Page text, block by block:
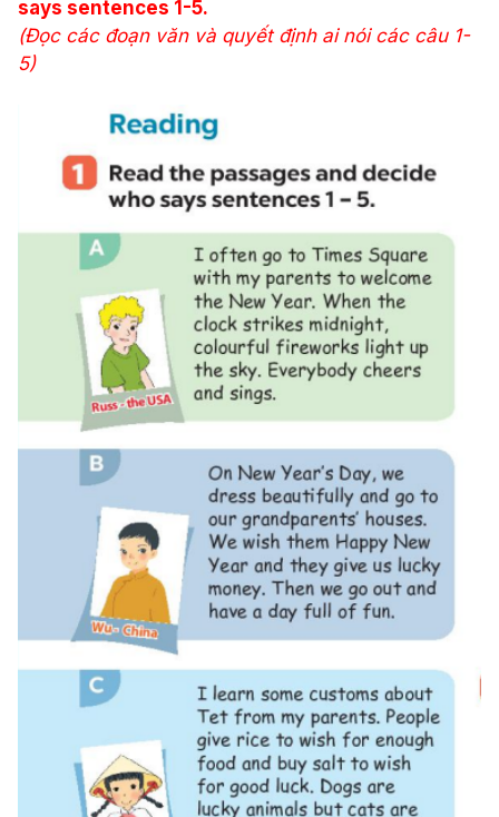
says sentences 1-5.
(Đọc các đoạn văn và quyết định ai nói các câu 1-
5)